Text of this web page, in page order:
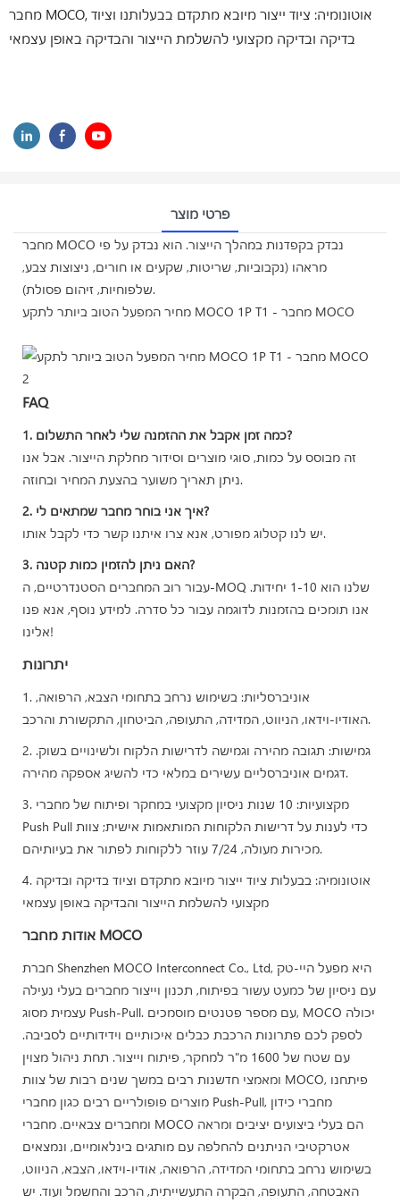
מחבר MOCO, אוטונומיה: ציוד ייצור מיובא מתקדם בבעלותנו וציוד
בדיקה ובדיקה מקצועי להשלמת הייצור והבדיקה באופן עצמאי
פרטי מוצר
מחבר MOCO נבדק בקפדנות במהלך הייצור. הוא נבדק על פי
מראהו (נקבוביות, שריטות, שקעים או חורים, ניצוצות צבע,
שלפוחיות, זיהום פסולת).
מחיר המפעל הטוב ביותר לתקע MOCO 1P T1 - מחבר MOCO
FAQ
1. כמה זמן אקבל את ההזמנה שלי לאחר התשלום?
זה מבוסס על כמות, סוגי מוצרים וסידור מחלקת הייצור. אבל אנו
ניתן תאריך משוער בהצעת המחיר ובחוזה.
2. איך אני בוחר מחבר שמתאים לי?
יש לנו קטלוג מפורט, אנא צרו איתנו קשר כדי לקבל אותו.
3. האם ניתן להזמין כמות קטנה?
עבור רוב המחברים הסטנדרטיים, ה-MOQ שלנו הוא 1-10 יחידות.
אנו תומכים בהזמנות לדוגמה עבור כל סדרה. למידע נוסף, אנא פנו
אלינו!
יתרונות
1. אוניברסליות: בשימוש נרחב בתחומי הצבא, הרפואה,
האודיו-וידאו, הניווט, המדידה, התעופה, הביטחון, התקשורת והרכב.
2. גמישות: תגובה מהירה וגמישה לדרישות הלקוח ולשינויים בשוק.
דגמים אוניברסליים עשירים במלאי כדי להשיג אספקה ​​מהירה.
3. מקצועיות: 10 שנות ניסיון מקצועי במחקר ופיתוח של מחברי
Push Pull כדי לענות על דרישות הלקוחות המותאמות אישית; צוות
מכירות מעולה, 7/24 עוזר ללקוחות לפתור את בעיותיהם.
4. אוטונומיה: בבעלות ציוד ייצור מיובא מתקדם וציוד בדיקה ובדיקה
מקצועי להשלמת הייצור והבדיקה באופן עצמאי
אודות מחבר MOCO
חברת Shenzhen MOCO Interconnect Co., Ltd, היא מפעל היי-טק
עם ניסיון של כמעט עשור בפיתוח, תכנון וייצור מחברים בעלי נעילה
עצמית מסוג Push-Pull. עם מספר פטנטים מוסמכים, MOCO יכולה
לספק לכם פתרונות הרכבת כבלים איכותיים וידידותיים לסביבה.
עם שטח של 1600 מ"ר למחקר, פיתוח וייצור. תחת ניהול מצוין
ומאמצי חדשנות רבים במשך שנים רבות של צוות MOCO, פיתחנו
מוצרים פופולריים רבים כגון מחברי Push-Pull, מחברי כידון
ומחברים צבאיים. מחברי MOCO הם בעלי ביצועים יציבים ומראה
אטרקטיבי הניתנים להחלפה עם מותגים בינלאומיים, ונמצאים
בשימוש נרחב בתחומי המדידה, הרפואה, אודיו-וידאו, הצבא, הניווט,
האבטחה, התעופה, הבקרה התעשייתית, הרכב והחשמל ועוד. יש